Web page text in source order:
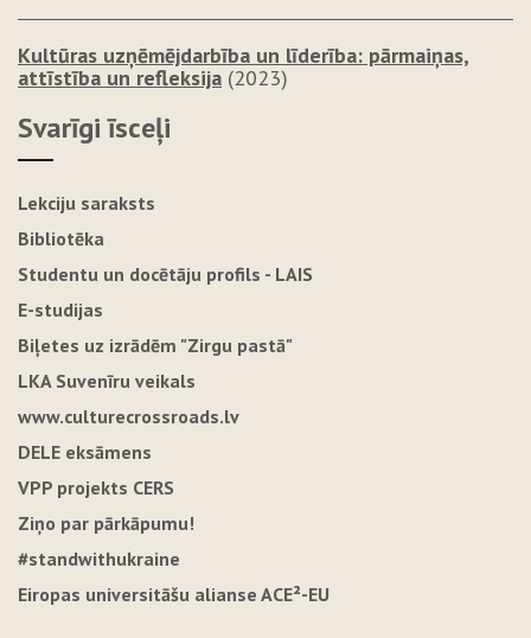
Kultūras uzņēmējdarbība un līderība: pārmaiņas,
attīstība un refleksija (2023)
Svarīgi īsceļi
Lekciju saraksts
Bibliotēka
Studentu un docētāju profils - LAIS
E-studijas
Biļetes uz izrādēm "Zirgu pastā"
LKA Suvenīru veikals
www.culturecrossroads.lv
DELE eksāmens
VPP projekts CERS
Ziņo par pārkāpumu!
#standwithukraine
Eiropas universitāšu alianse ACE²-EU